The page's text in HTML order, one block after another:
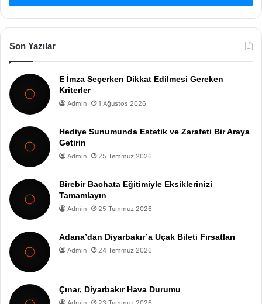
Son Yazılar
E İmza Seçerken Dikkat Edilmesi Gereken
Kriterler
Admin 1 Ağustos 2026
Hediye Sunumunda Estetik ve Zarafeti Bir Araya
Getirin
Admin 25 Temmuz 2026
Birebir Bachata Eğitimiyle Eksiklerinizi
Tamamlayın
Admin 25 Temmuz 2026
Adana’dan Diyarbakır’a Uçak Bileti Fırsatları
Admin 24 Temmuz 2026
Çınar, Diyarbakır Hava Durumu